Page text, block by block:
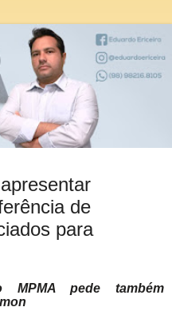
de
para
MPMA pede também